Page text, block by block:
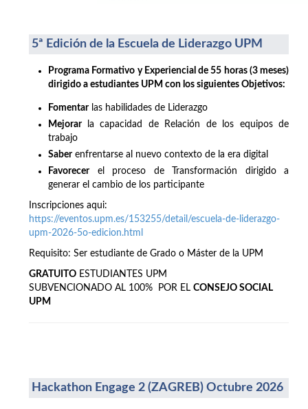
5ª Edición de la Escuela de Liderazgo UPM
Programa Formativo y Experiencial de 55 horas (3 meses)
dirigido a estudiantes UPM con los siguientes Objetivos:
Fomentarlas habilidades de Liderazgo
Mejorar
la capacidad de Relación de los equipos de
trabajo
Saberenfrentarse al nuevo contexto de la era digital
Favorecerel proceso de Transformación dirigido a
generar el cambio de los participante
Inscripciones aqui:
https://eventos.upm.es/153255/detail/escuela-de-liderazgo-
upm-2026-5o-edicion.html
Requisito: Ser estudiante de Grado o Máster de la UPM
GRATUITO ESTUDIANTES UPM
SUBVENCIONADO AL 100% POR EL CONSEJO SOCIAL
UPM
Hackathon Engage 2 (ZAGREB) Octubre 2026